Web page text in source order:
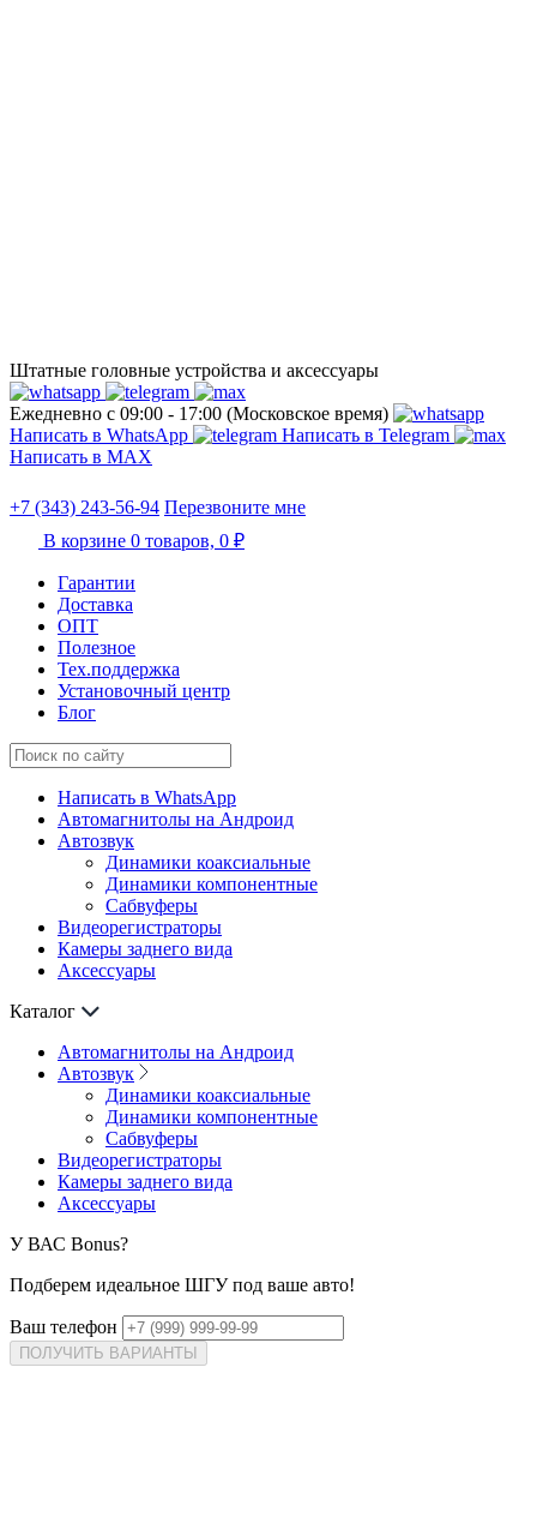
Штатные головные устройства и аксессуары
Ежедневно с 09:00 - 17:00 (Московское время)
Написать в WhatsApp
Написать в Telegram
Написать в МАХ
+7 (343) 243-56-94 Перезвоните мне
В корзине 0 товаров, 0 ₽
Гарантии
Доставка
ОПТ
Полезное
Тех.поддержка
Установочный центр
Блог
Написать в WhatsApp
Автомагнитолы на Андроид
Автозвук
Динамики коаксиальные
Динамики компонентные
Сабвуферы
Видеорегистраторы
Камеры заднего вида
Аксессуары
Каталог
Автомагнитолы на Андроид
Автозвук
Динамики коаксиальные
Динамики компонентные
Сабвуферы
Видеорегистраторы
Камеры заднего вида
Аксессуары
У ВАС Bonus?
Подберем идеальное ШГУ под ваше авто!
Ваш телефон
ПОЛУЧИТЬ ВАРИАНТЫ